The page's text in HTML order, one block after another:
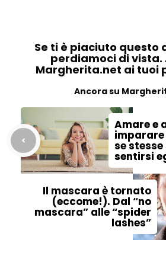
Se ti è piaciuto questo
perdiamoci di vista.
Margherita.net ai tuoi
Ancora su
Amare e
imparare
se stesse
sentirsi
Il mascara è tornato
(eccome!). Dal “no
mascara” alle “spider
lashes”